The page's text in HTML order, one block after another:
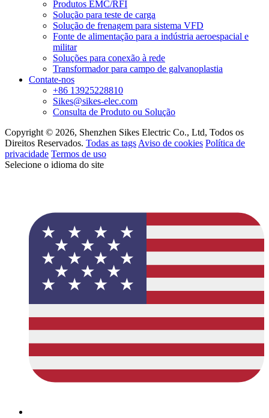
Produtos EMC/RFI
Solução para teste de carga
Solução de frenagem para sistema VFD
Fonte de alimentação para a indústria aeroespacial e
militar
Soluções para conexão à rede
Transformador para campo de galvanoplastia
Contate-nos
+86 13925228810
Sikes@sikes-elec.com
Consulta de Produto ou Solução
Copyright © 2026, Shenzhen Sikes Electric Co., Ltd, Todos os
Direitos Reservados. Todas as tags Aviso de cookies Política de
privacidade Termos de uso
Selecione o idioma do site